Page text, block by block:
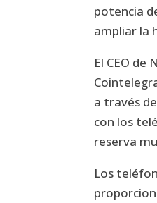
potencia
ampliar la
El CEO
a través
con los
reserva
Los